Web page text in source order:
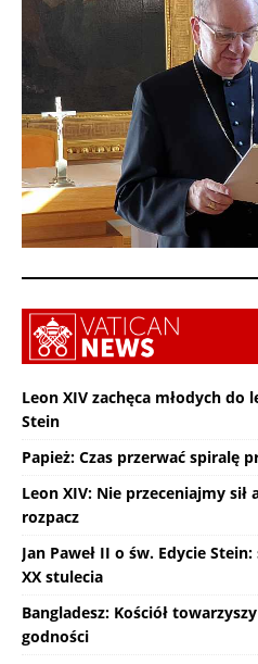
Leon XIV zachęca młodych do
Stein
Papież: Czas przerwać spiralę
Leon XIV: Nie przeceniajmy
rozpacz
Jan Paweł II o św. Edycie
XX stulecia
Bangladesz: Kościół
godności